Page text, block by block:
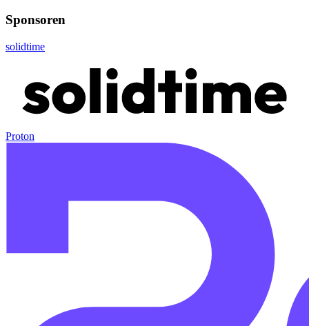
Sponsoren
solidtime
Proton